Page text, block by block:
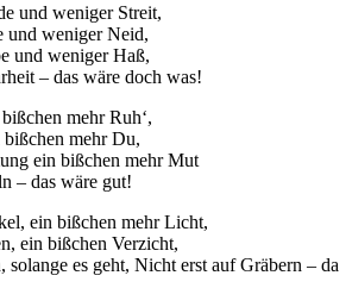
und weniger Streit,
und weniger Neid,
und weniger Haß,
– das wäre doch was!
mehr Ruh‘,
mehr Du,
ein bißchen mehr Mut
– das wäre gut!
ein bißchen mehr Licht,
ein bißchen Verzicht,
es geht, Nicht erst auf Gräbern – da